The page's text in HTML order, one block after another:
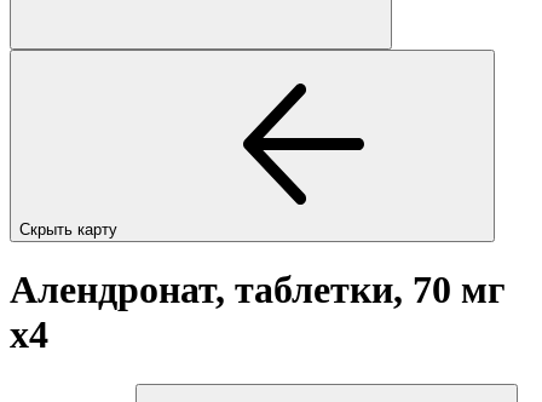
Скрыть карту
Алендронат, таблетки, 70 мг
x4